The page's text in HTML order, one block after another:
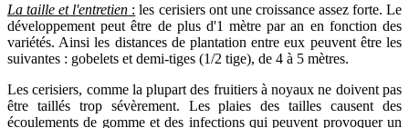
La taille et l'entretien : les cerisiers ont une croissance assez forte. Le
développement peut être de plus d'1 mètre par an en fonction des
variétés. Ainsi les distances de plantation entre eux peuvent être les
suivantes : gobelets et demi-tiges (1/2 tige), de 4 à 5 mètres.
Les cerisiers, comme la plupart des fruitiers à noyaux ne doivent pas
être taillés trop sévèrement. Les plaies des tailles causent des
écoulements de gomme et des infections qui peuvent provoquer un